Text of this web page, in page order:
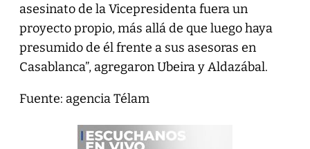
asesinato de la Vicepresidenta fuera un
proyecto propio, más allá de que luego haya
presumido de él frente a sus asesoras en
Casablanca”, agregaron Ubeira y Aldazábal.
Fuente: agencia Télam